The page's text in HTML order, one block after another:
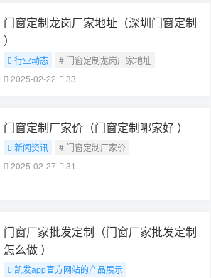
门窗定制龙岗厂家地址（深圳门窗定制
）
行业动态
# 门窗定制龙岗厂家地址
2025-02-22
33
门窗定制厂家价（门窗定制哪家好 ）
新闻资讯
# 门窗定制厂家价
2025-02-27
31
门窗厂家批发定制（门窗厂家批发定制
怎么做 ）
凯发app官方网站的产品展示